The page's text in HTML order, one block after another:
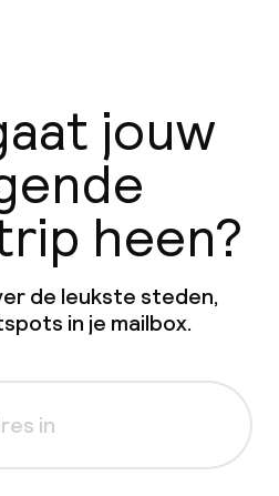
jouw
heen?
de leukste steden,
in je mailbox.